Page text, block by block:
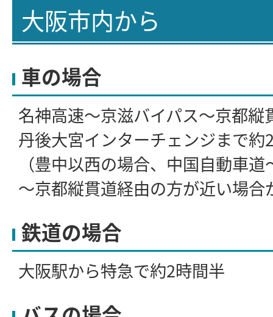
大阪市内から
車の場合
名神高速～京滋バイパス～京都縦
丹後大宮インターチェンジまで約
（豊中以西の場合、中国自動車
～京都縦貫道経由の方が近い場合
鉄道の場合
大阪駅から特急で約2時間半